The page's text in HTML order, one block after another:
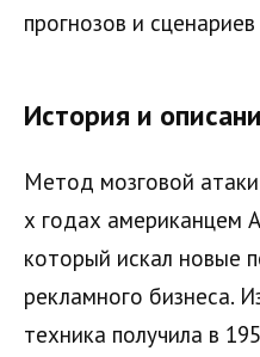
прогнозов и
История и
Метод мозговой
х годах американцем
который искал новые
рекламного бизнеса.
техника получила в